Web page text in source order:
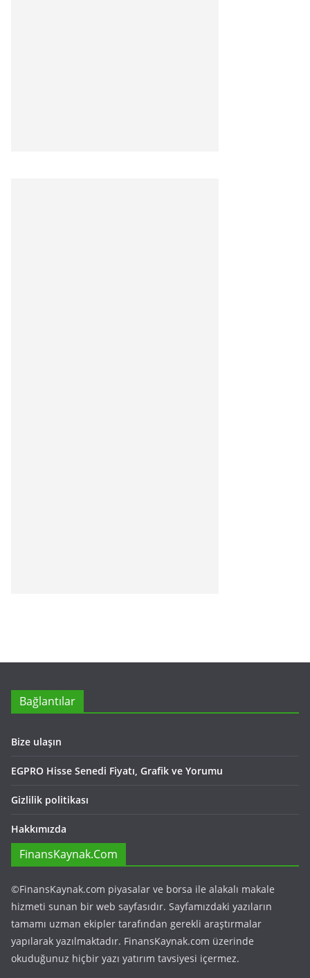
Bağlantılar
Bize ulaşın
EGPRO Hisse Senedi Fiyatı, Grafik ve Yorumu
Gizlilik politikası
Hakkımızda
FinansKaynak.Com
©FinansKaynak.com piyasalar ve borsa ile alakalı makale
hizmeti sunan bir web sayfasıdır. Sayfamızdaki yazıların
tamamı uzman ekipler tarafından gerekli araştırmalar
yapılarak yazılmaktadır. FinansKaynak.com üzerinde
okuduğunuz hiçbir yazı yatırım tavsiyesi içermez.